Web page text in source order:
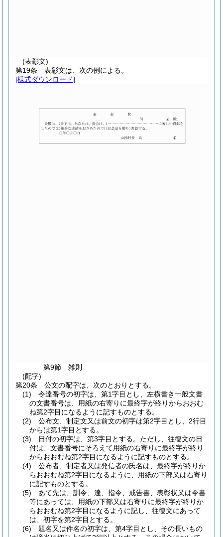
(表彰文)
第19条
表彰文は、次の例による。
[様式ダウンロード]
第9節
雑則
(配字)
第20条
公文の配字は、次のとおりとする。
(1)
令達番号の初字は、第1字目とし、左横書き一般文書
の文書番号は、用紙の右寄りに最終字が終りからおおむ
ね第2字目になるように記すものとする。
(2)
公布文、制定文又は前文の初字は第2字目とし、2行目
からは第1字目とする。
(3)
日付の初字は、第3字目とする。 ただし、往復文の日
付は、文書番号にそろえて用紙の右寄りに最終字が終り
からおおむね第2字目になるように記すものとする。
(4)
公布者、制定者又は発信者の氏名は、最終字が終りか
らおおむね第2字目になるように、用紙の下部又は右寄り
に記すものとする。
(5)
あて先は、訓令、達、指令、戒告書、表彰状又は令書
等にあっては、用紙の下部又は右寄りに最終字が終りか
らおおむね第2字目になるように記し、往復文にあって
は、初字を第2字目とする。
(6)
題名又は件名の初字は、第4字目とし、その長いもの